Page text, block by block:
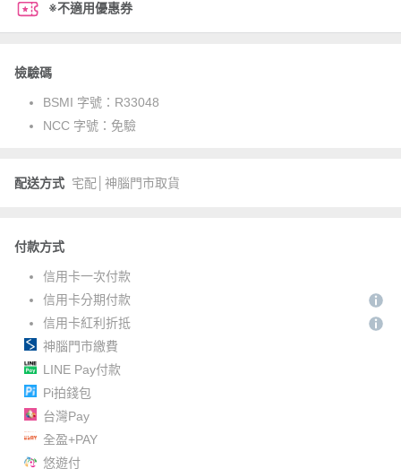
※不適用優惠券
檢驗碼
BSMI 字號： R33048
NCC 字號： 免驗
配送方式 宅配│神腦門市取貨
付款方式
信用卡一次付款
信用卡分期付款
信用卡紅利折抵
神腦門市繳費
LINE Pay付款
Pi拍錢包
台灣Pay
全盈+PAY
悠遊付